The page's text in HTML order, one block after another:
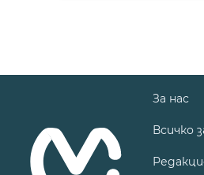
За нас
Всичко